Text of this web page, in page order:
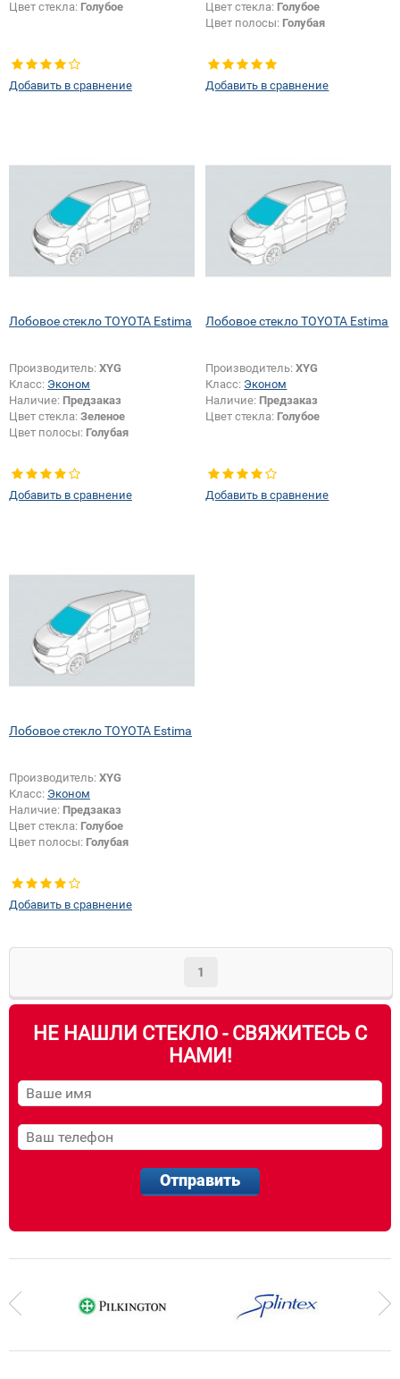
Цвет стекла: Голубое
Добавить в сравнение
Цвет стекла: Голубое
Цвет полосы: Голубая
Добавить в сравнение
Лобовое стекло TOYOTA Estima
Производитель: XYG
Класс: Эконом
Наличие: Предзаказ
Цвет стекла: Зеленое
Цвет полосы: Голубая
Добавить в сравнение
Лобовое стекло TOYOTA Estima
Производитель:XYG
Класс: Эконом
Наличие: Предзаказ
Цвет стекла: Голубое
Добавить в сравнение
Лобовое стекло TOYOTA Estima
Производитель: XYG
Класс: Эконом
Наличие: Предзаказ
Цвет стекла: Голубое
Цвет полосы: Голубая
Добавить в сравнение
1
НЕ НАШЛИ СТЕКЛО - СВЯЖИТЕСЬ С
НАМИ!
Отправить